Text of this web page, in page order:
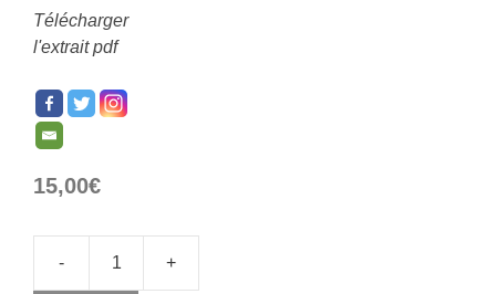
Télécharger
l'extrait pdf
15,00€
- +